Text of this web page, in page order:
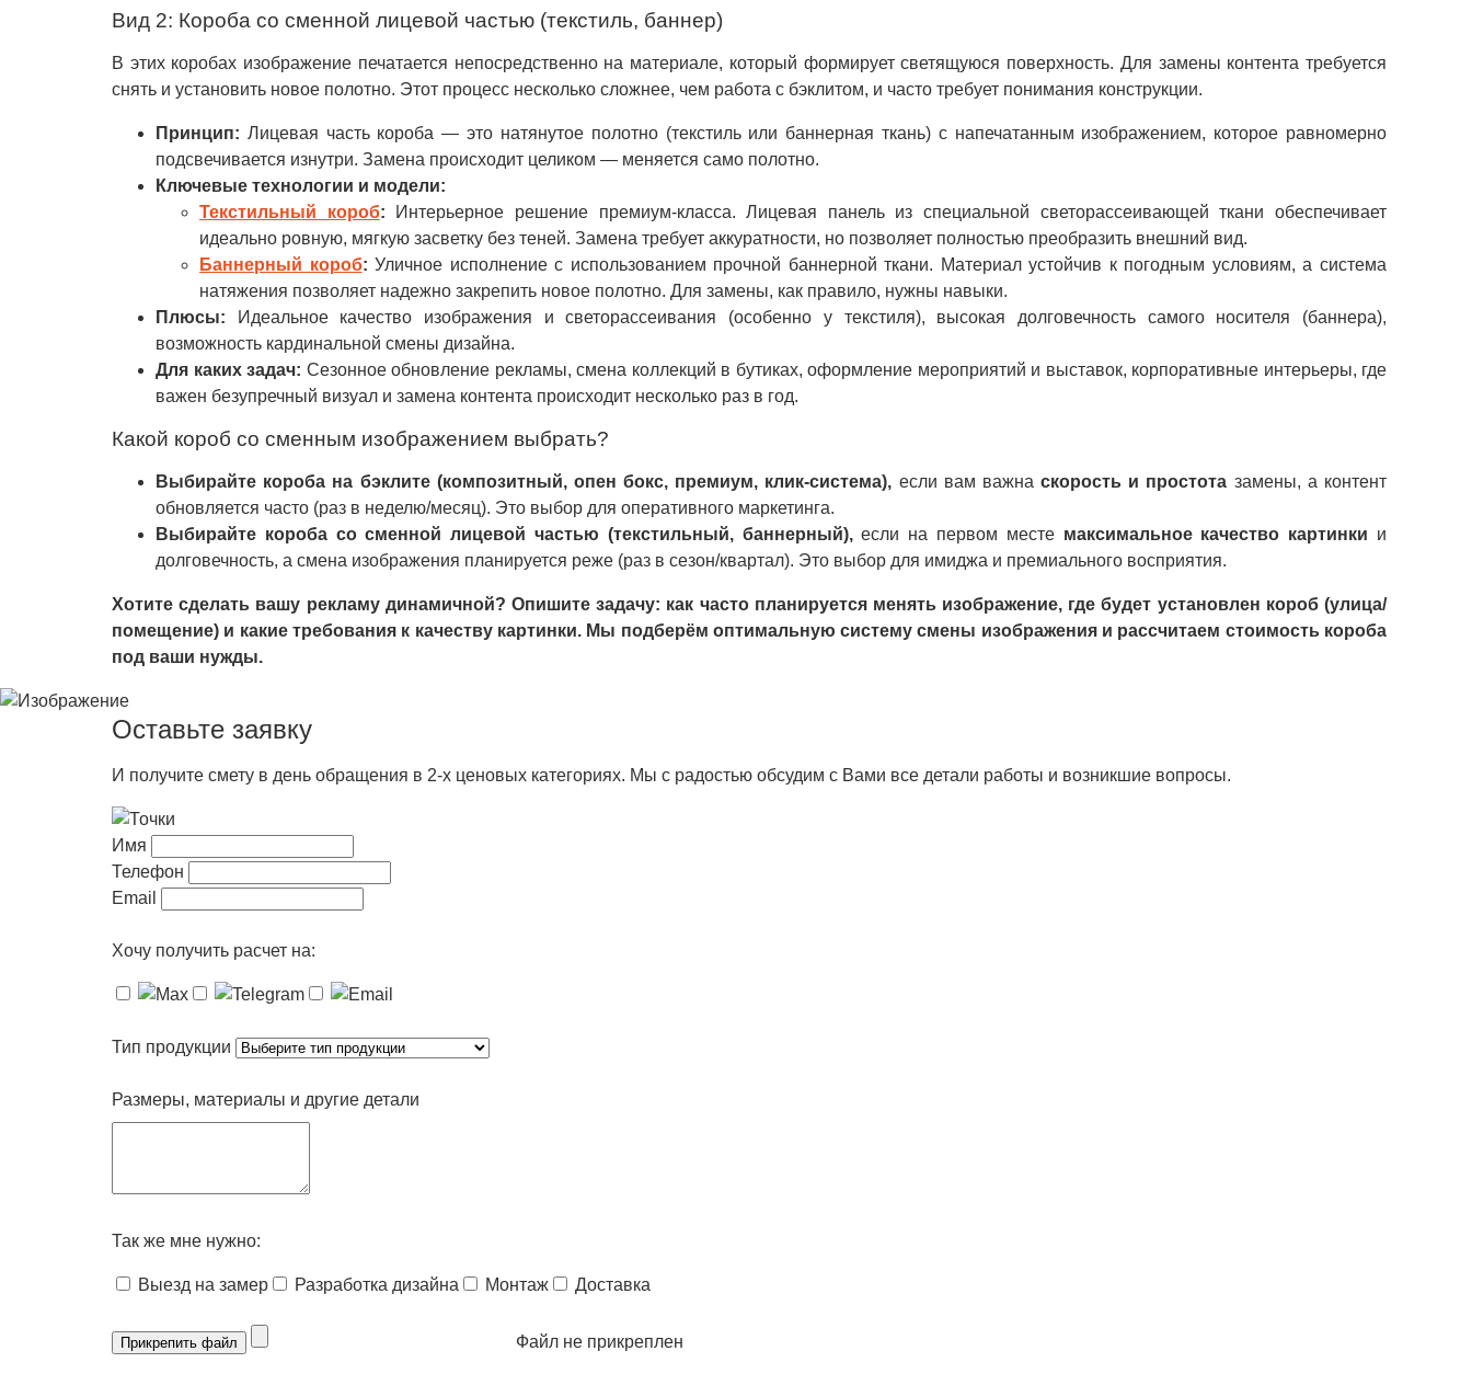
Вид 2: Короба со сменной лицевой частью (текстиль, баннер)
В этих коробах изображение печатается непосредственно на материале, который формирует светящуюся поверхность. Для замены контента требуется
снять и установить новое полотно. Этот процесс несколько сложнее, чем работа с бэклитом, и часто требует понимания конструкции.
Принцип: Лицевая часть короба — это натянутое полотно (текстиль или баннерная ткань) с напечатанным изображением, которое равномерно
подсвечивается изнутри. Замена происходит целиком — меняется само полотно.
Ключевые технологии и модели:
Текстильный короб: Интерьерное решение премиум-класса. Лицевая панель из специальной светорассеивающей ткани обеспечивает
идеально ровную, мягкую засветку без теней. Замена требует аккуратности, но позволяет полностью преобразить внешний вид.
Баннерный короб: Уличное исполнение с использованием прочной баннерной ткани. Материал устойчив к погодным условиям, а система
натяжения позволяет надежно закрепить новое полотно. Для замены, как правило, нужны навыки.
Плюсы: Идеальное качество изображения и светорассеивания (особенно у текстиля), высокая долговечность самого носителя (баннера),
возможность кардинальной смены дизайна.
Для каких задач: Сезонное обновление рекламы, смена коллекций в бутиках, оформление мероприятий и выставок, корпоративные интерьеры, где
важен безупречный визуал и замена контента происходит несколько раз в год.
Какой короб со сменным изображением выбрать?
Выбирайте короба на бэклите (композитный, опен бокс, премиум, клик-система), если вам важнаскорость и простота замены, а контент
обновляется часто (раз в неделю/месяц). Это выбор для оперативного маркетинга.
Выбирайте короба со сменной лицевой частью (текстильный, баннерный),если на первом месте максимальное качество картинки и
долговечность, а смена изображения планируется реже (раз в сезон/квартал). Это выбор для имиджа и премиального восприятия.
Хотите сделать вашу рекламу динамичной? Опишите задачу: как часто планируется менять изображение, где будет установлен короб (улица/
помещение) и какие требования к качеству картинки. Мы подберём оптимальную систему смены изображения и рассчитаем стоимость короба
под ваши нужды.
Оставьте заявку
И получите смету в день обращения в 2-х ценовых категориях. Мы с радостью обсудим с Вами все детали работы и возникшие вопросы.
Имя
Телефон
Email
Хочу получить расчет на:
Тип продукции
Размеры, материалы и другие детали
Так же мне нужно:
Выезд на замер Разработка дизайна Монтаж Доставка
Прикрепить файл Файл не прикреплен